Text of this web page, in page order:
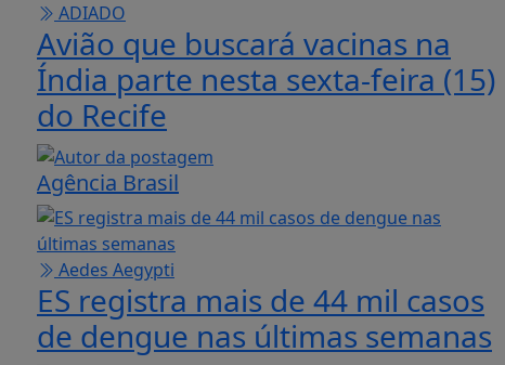
ADIADO
Avião que buscará vacinas na
Índia parte nesta sexta-feira (15)
do Recife
Agência Brasil
Aedes Aegypti
ES registra mais de 44 mil casos
de dengue nas últimas semanas